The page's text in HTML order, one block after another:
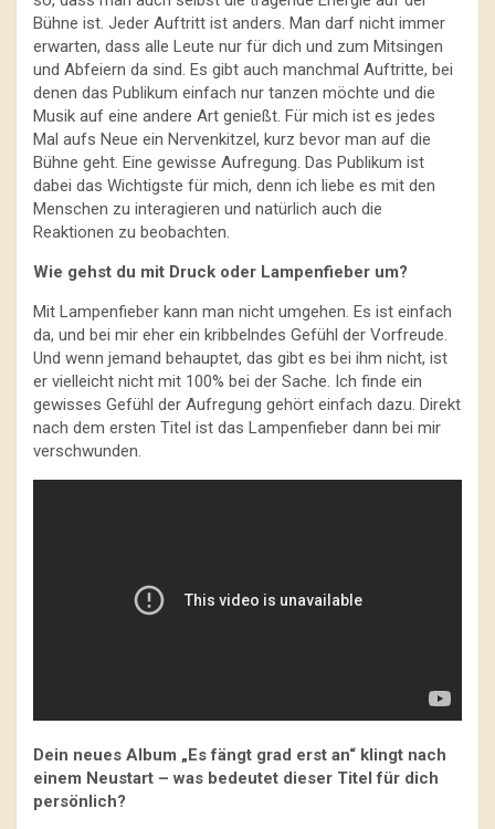
Bühne ist. Jeder Auftritt ist anders. Man darf nicht immer
erwarten, dass alle Leute nur für dich und zum Mitsingen
und Abfeiern da sind. Es gibt auch manchmal Auftritte, bei
denen das Publikum einfach nur tanzen möchte und die
Musik auf eine andere Art genießt. Für mich ist es jedes
Mal aufs Neue ein Nervenkitzel, kurz bevor man auf die
Bühne geht. Eine gewisse Aufregung. Das Publikum ist
dabei das Wichtigste für mich, denn ich liebe es mit den
Menschen zu interagieren und natürlich auch die
Reaktionen zu beobachten.
Wie gehst du mit Druck oder Lampenfieber um?
Mit Lampenfieber kann man nicht umgehen. Es ist einfach
da, und bei mir eher ein kribbelndes Gefühl der Vorfreude.
Und wenn jemand behauptet, das gibt es bei ihm nicht, ist
er vielleicht nicht mit 100% bei der Sache. Ich finde ein
gewisses Gefühl der Aufregung gehört einfach dazu. Direkt
nach dem ersten Titel ist das Lampenfieber dann bei mir
verschwunden.
Dein neues Album „Es fängt grad erst an“ klingt nach
einem Neustart – was bedeutet dieser Titel für dich
persönlich?